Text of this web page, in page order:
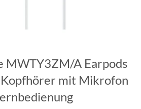
MWTY3ZM/A Earpods
mit Mikrofon